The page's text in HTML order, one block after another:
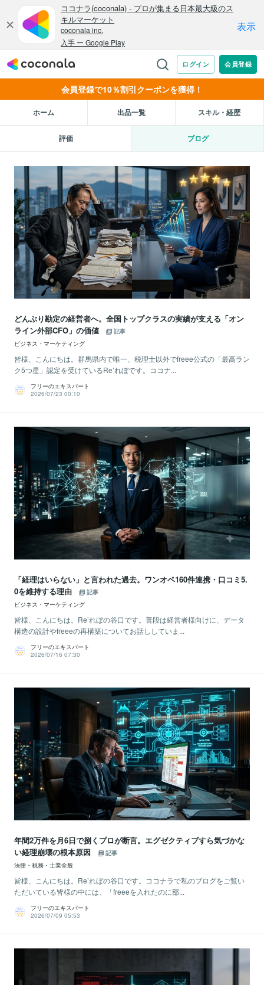
会員登録で10％割引クーポンを獲得！
ホーム 出品一覧 スキル・経歴
評価 ブログ
どんぶり勘定の経営者へ。全国トップクラスの実績が支える「オン
ライン外部CFO」の価値
記事
ビジネス・マーケティング
皆様、こんにちは。群馬県内で唯一、税理士以外でfreee公式の「最高ラン
ク5つ星」認定を受けているRe’れぼです。ココナ...
フリーのエキスパート
2026/07/23 00:10
「経理はいらない」と言われた過去。ワンオペ160件連携・口コミ5.
0を維持する理由
記事
ビジネス・マーケティング
皆様、こんにちは。Re’れぼの谷口です。普段は経営者様向けに、データ
構造の設計やfreeeの再構築についてお話ししていま...
フリーのエキスパート
2026/07/16 07:30
年間2万件を月6日で捌くプロが断言。エグゼクティブすら気づかな
い経理崩壊の根本原因
記事
法律・税務・士業全般
皆様、こんにちは。Re’れぼの谷口です。ココナラで私のブログをご覧い
ただいている皆様の中には、「freeeを入れたのに部...
フリーのエキスパート
2026/07/09 05:53